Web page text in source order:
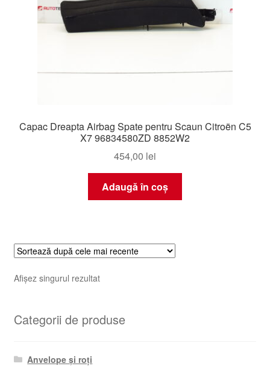
Capac Dreapta Airbag Spate pentru Scaun Citroën C5
X7 96834580ZD 8852W2
454,00 lei
Adaugă în coș
Afișez singurul rezultat
Categorii de produse
Anvelope și roți